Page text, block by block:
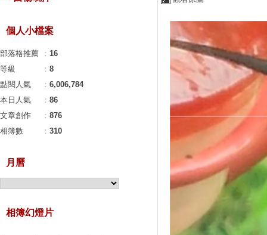
個人小檔案
部落格推薦 ： 16
等級
： 8
點閱人氣
： 6,006,784
本日人氣
： 86
文章創作
： 876
相簿數
： 310
月曆
相簿幻燈片